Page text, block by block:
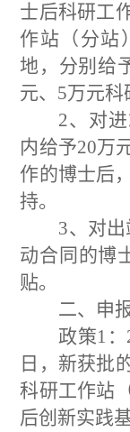
士后科研工
作站（分站
地，分别给
元、 5万元科
2、对
内给予20万
作的博士后
持。
3、对
动合同的博
贴。
二、申
政策1 ：
日，新获批
科研工作站
后创新实践